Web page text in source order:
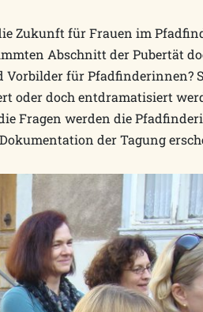
Zukunft für Frauen im
Abschnitt der Pubertät
für Pfadfinderinnen?
oder doch entdramatisiert
Fragen werden die
der Tagung